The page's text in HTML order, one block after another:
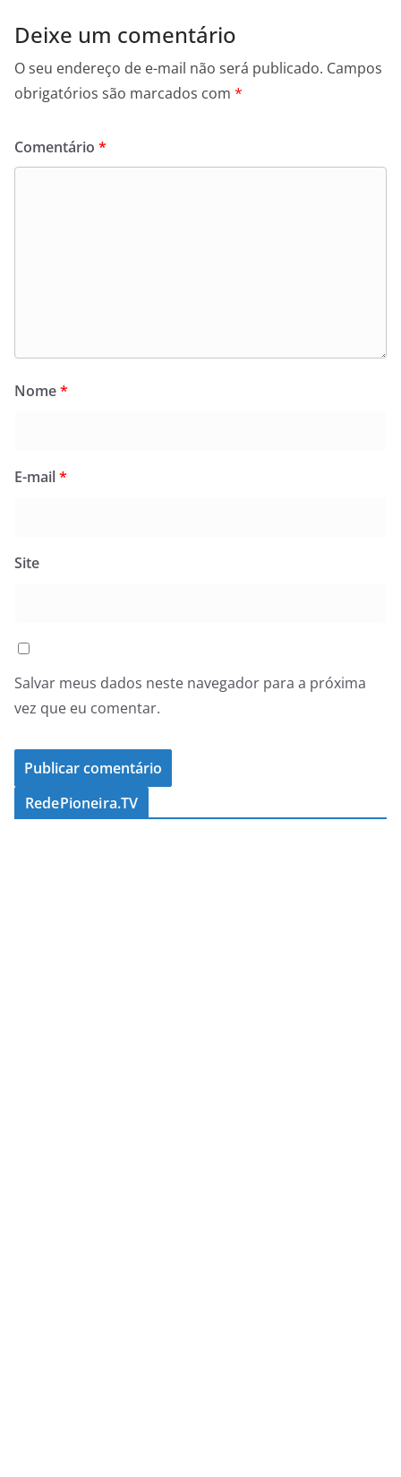
Deixe um comentário
O seu endereço de e-mail não será publicado. Campos
obrigatórios são marcados com *
Comentário *
Nome*
E-mail*
Site
Salvar meus dados neste navegador para a próxima
vez que eu comentar.
RedePioneira.TV